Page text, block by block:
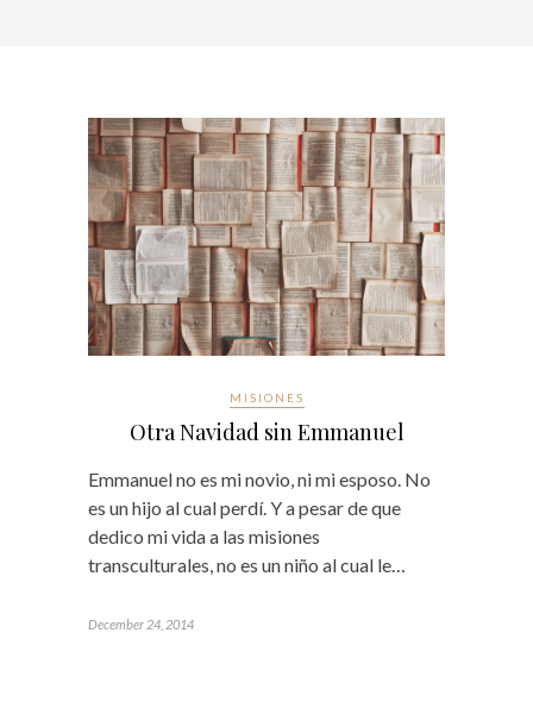
MISIONES
Otra Navidad sin Emmanuel
Emmanuel no es mi novio, ni mi esposo. No
es un hijo al cual perdí. Y a pesar de que
dedico mi vida a las misiones
transculturales, no es un niño al cual le…
December 24, 2014